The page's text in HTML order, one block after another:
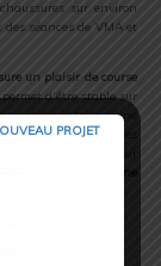
sur environ
des séances de VMA et
un plaisir de course
d’être stable sur
le domaine
sur la piste, d’autres
PROJET